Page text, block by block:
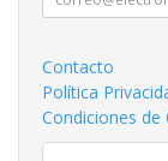
Contacto
Política
Condiciones de